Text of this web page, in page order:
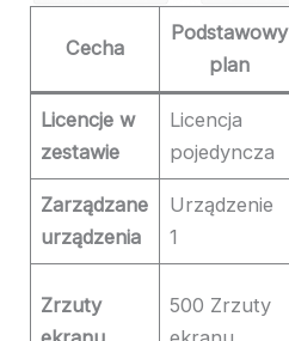
Cecha
Podstawowy
plan
Licencje w
zestawie
Licencja
pojedyncza
Zarządzane
urządzenia
Urządzenie
1
Zrzuty
500 Zrzuty